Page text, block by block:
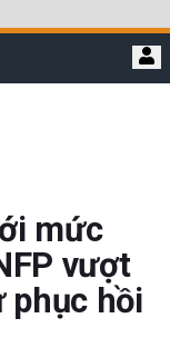
mức
vượt
phục hồi